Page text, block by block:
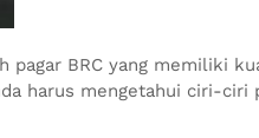
pagar BRC yang memiliki
harus mengetahui ciri-ciri